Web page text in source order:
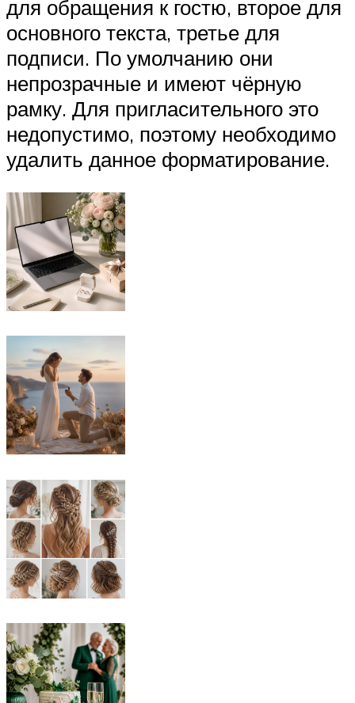
для обращения к гостю, второе для
основного текста, третье для
подписи. По умолчанию они
непрозрачные и имеют чёрную
рамку. Для пригласительного это
недопустимо, поэтому необходимо
удалить данное форматирование.